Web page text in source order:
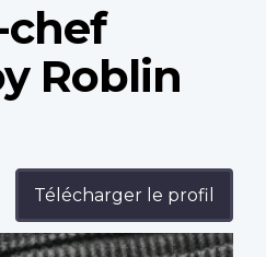
Roblin
Télécharger le profil